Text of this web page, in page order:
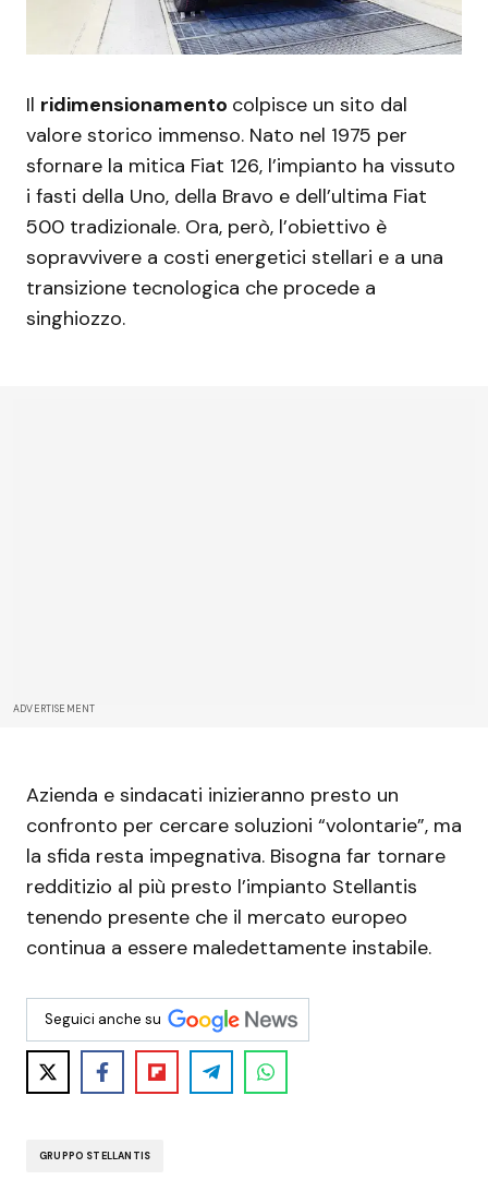
Il ridimensionamento colpisce un sito dal
valore storico immenso. Nato nel 1975 per
sfornare la mitica Fiat 126, l’impianto ha vissuto
i fasti della Uno, della Bravo e dell’ultima Fiat
500 tradizionale. Ora, però, l’obiettivo è
sopravvivere a costi energetici stellari e a una
transizione tecnologica che procede a
singhiozzo.
ADVERTISEMENT
Azienda e sindacati inizieranno presto un
confronto per cercare soluzioni “volontarie”, ma
la sfida resta impegnativa. Bisogna far tornare
redditizio al più presto l’impianto Stellantis
tenendo presente che il mercato europeo
continua a essere maledettamente instabile.
Seguici anche su
GRUPPO STELLANTIS